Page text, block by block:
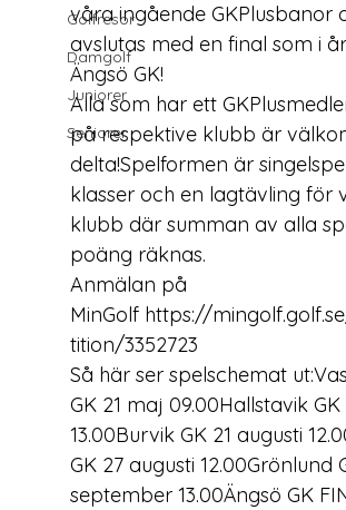
Golfresor
Damgolf
Juniorer
Seniorer
våra ingående GKPlusbanor
avslutas med en final som i
Ängsö GK!
Alla som har ett
på respektive klubb är
delta!Spelformen är
klasser och en lagtävling för
klubb där summan av alla
poäng räknas.
Anmälan på
MinGolf https://
tition/3352723
Så här ser spelschemat
GK 21 maj 09.00Hallstavik GK
13.00Burvik GK 21 augusti
GK 27 augusti 12.00Grönlund
september 13.00Ängsö GK